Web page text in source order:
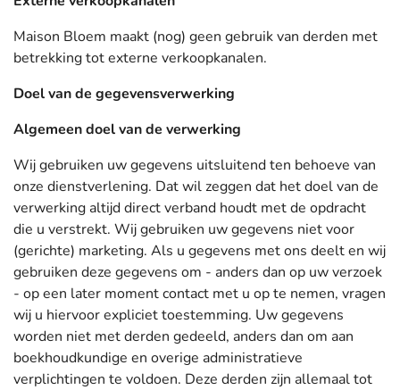
Maison Bloem maakt (nog) geen gebruik van derden met
betrekking tot externe verkoopkanalen.
Doel van de gegevensverwerking
Algemeen doel van de verwerking
Wij gebruiken uw gegevens uitsluitend ten behoeve van
onze dienstverlening. Dat wil zeggen dat het doel van de
verwerking altijd direct verband houdt met de opdracht
die u verstrekt. Wij gebruiken uw gegevens niet voor
(gerichte) marketing. Als u gegevens met ons deelt en wij
gebruiken deze gegevens om - anders dan op uw verzoek
- op een later moment contact met u op te nemen, vragen
wij u hiervoor expliciet toestemming. Uw gegevens
worden niet met derden gedeeld, anders dan om aan
boekhoudkundige en overige administratieve
verplichtingen te voldoen. Deze derden zijn allemaal tot